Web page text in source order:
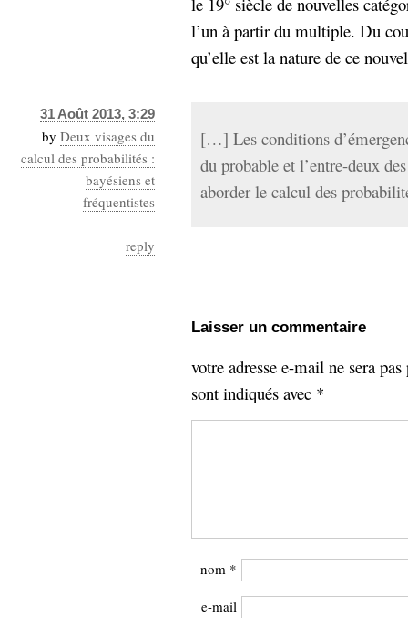
l’un à partir du multiple. Du
qu’elle est la nature de ce
31 Août 2013, 3:29
by Deux visages du
calcul des probabilités :
bayésiens et
fréquentistes
reply
[…] Les conditions
du probable et l’entre-deux
aborder le calcul des
Laisser un commentaire
votre adresse e-mail ne sera
sont indiqués avec *
nom *
e-mail